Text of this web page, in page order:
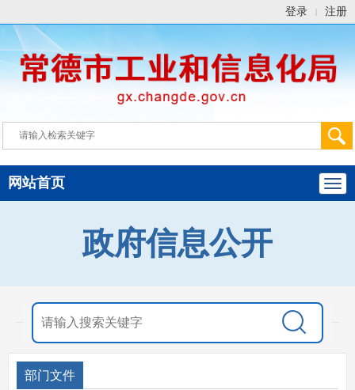
登录 | 注册
网站首页
政府信息公开
部门文件